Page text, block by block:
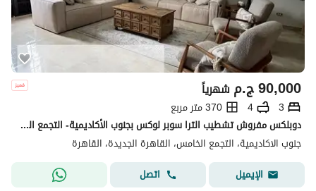
ج.م90,000 شهرياً
3
4
370 متر مربع
دوبلكس مفروش تشطيب الترا سوبر لوكس بجنوب الأكاديمية- التجمع الخامس موقع متميز فيو مفتوح بالقرب من جميع الخدمات امن وحراسه الترا سوبر لوكس
جنوب الاكاديمية، التجمع الخامس، القاهرة الجديدة، القاهرة
الإيميل
اتصل